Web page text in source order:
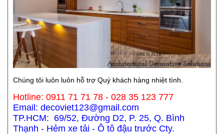
Chúng tôi luôn luôn hỗ trợ Quý khách hàng nhiệt tình.
Hotline: 0911 71 71 78 - 028 35 123 777
Email: decoviet123@gmail.com
TP.HCM: 69/52, Đường D2, P. 25, Q. Bình
Thạnh - Hẻm xe tải - Ô tô đậu trước Cty.